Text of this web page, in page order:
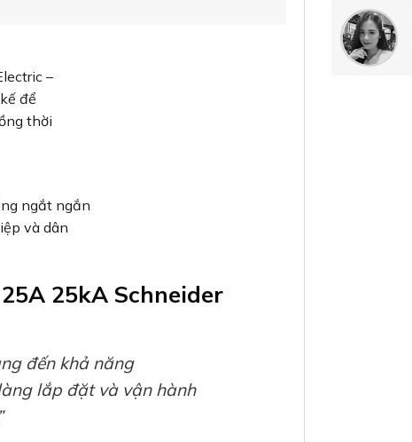
–
để
thời
ngắt ngắn
và dân
25kA Schneider
đến khả năng
lắp đặt và vận hành